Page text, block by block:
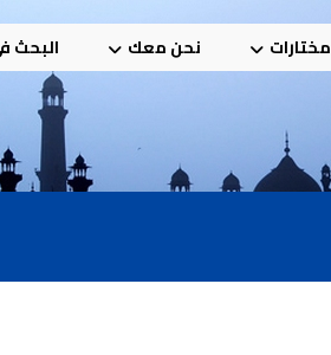
مختارات نحن معك البحث